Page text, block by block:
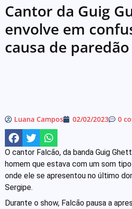
Cantor da Guig
envolve em
causa de paredão
Luana Campos 02/02/2023 0
O cantor Falcão, da banda Guig
homem que estava com um som
onde ele se apresentou no último
Sergipe.
Durante o show, Falcão pausa a